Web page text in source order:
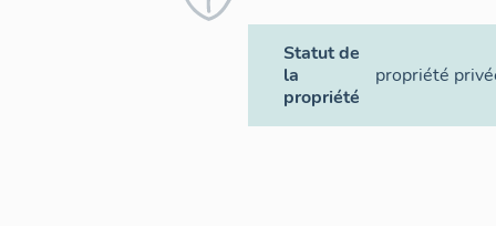
Statut de
la
propriété
propriété